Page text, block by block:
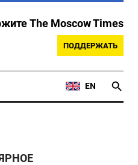
The Moscow Times
ПОДДЕРЖАТЬ
EN